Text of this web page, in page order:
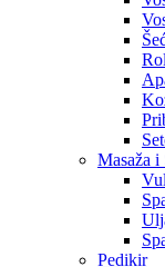
Masaža i
Pedikir